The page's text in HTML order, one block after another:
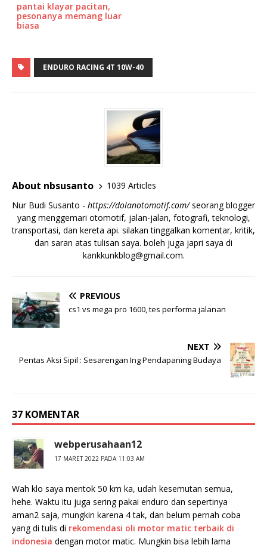
pantai klayar pacitan,
pesonanya memang luar
biasa
ENDURO RACING 4T 10W-40
About nbsusanto
1039 Articles
Nur Budi Susanto - https://dolanotomotif.com/seorang blogger
yang menggemari otomotif, jalan-jalan, fotografi, teknologi,
transportasi, dan kereta api. silakan tinggalkan komentar, kritik,
dan saran atas tulisan saya. boleh juga japri saya di
kankkunkblog@gmail.com.
PREVIOUS
cs1 vs mega pro 1600, tes performa jalanan
NEXT
Pentas Aksi Sipil : Sesarengan Ing Pendapaning Budaya
37 KOMENTAR
webperusahaan12
17 MARET 2022 PADA 11:03 AM
Wah klo saya mentok 50 km ka, udah kesemutan semua,
hehe. Waktu itu juga sering pakai enduro dan sepertinya
aman2 saja, mungkin karena 4 tak, dan belum pernah coba
yang di tulis di rekomendasi oli motor matic terbaik di
indonesia dengan motor matic. Mungkin bisa lebih lama